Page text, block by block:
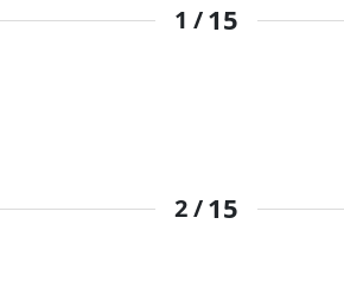
1 / 15
2 / 15